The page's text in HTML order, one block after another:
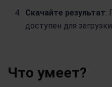
Скачайте результат:
доступен для загрузки.
Что умеет?